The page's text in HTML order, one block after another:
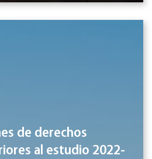
de derechos
al estudio 2022-